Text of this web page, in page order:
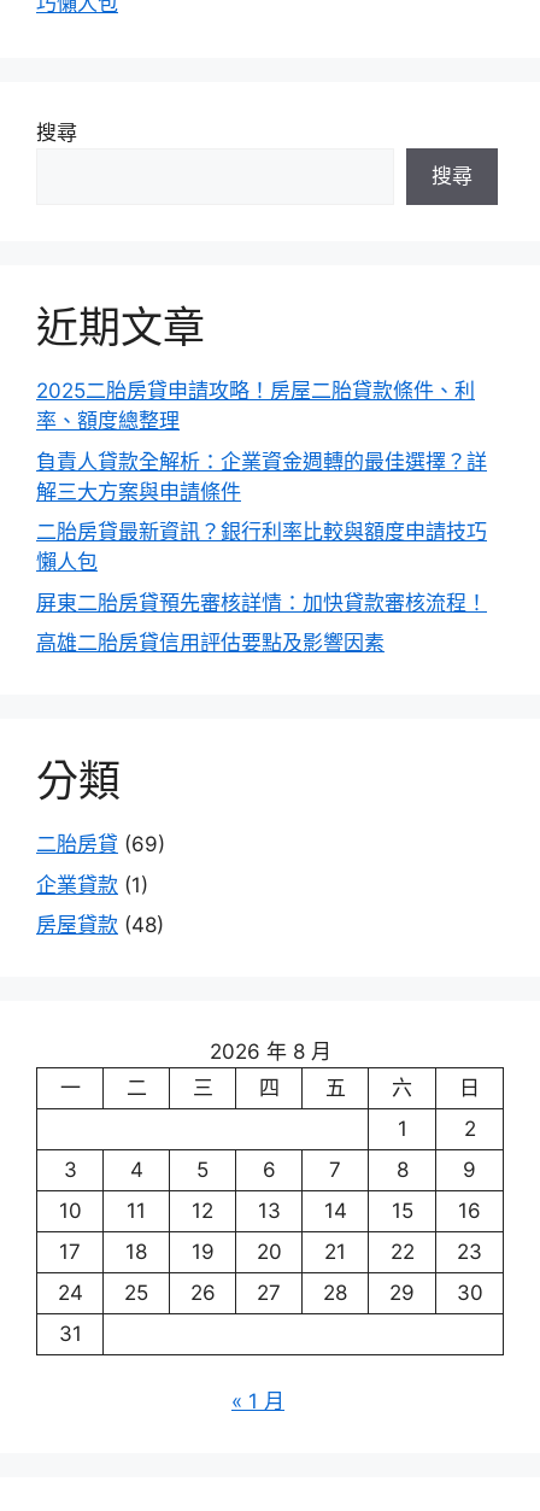
搜尋
搜尋
近期文章
2025二胎房貸申請攻略！房屋二胎貸款條件、利
率、額度總整理
負責人貸款全解析：企業資金週轉的最佳選擇？詳
解三大方案與申請條件
二胎房貸最新資訊？銀行利率比較與額度申請技巧
懶人包
屏東二胎房貸預先審核詳情：加快貸款審核流程！
高雄二胎房貸信用評估要點及影響因素
分類
二胎房貸 (69)
企業貸款 (1)
房屋貸款 (48)
2026 年 8 月
一
二 三 四 五 六
日
1
2
3
4 5 6 7 8
9
10
11 12 13 14 15
16
17
18 19 20 21 22
23
24
25 26 27 28 29
30
31
« 1 月